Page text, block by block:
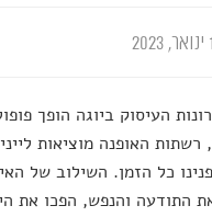
העיסוק ביוגה הופך
האופנה מוציאות
כל הזמן. השילוב של
התודעה והנפש, הפכו את